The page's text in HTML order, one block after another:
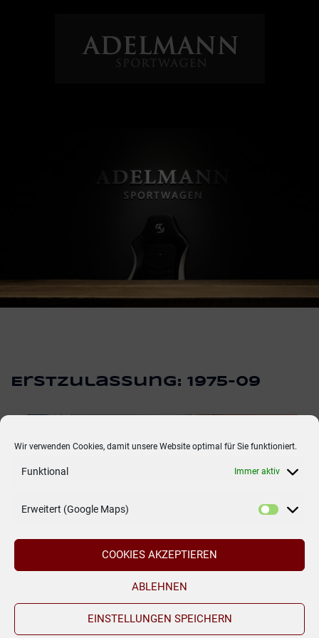
Wir verwenden Cookies, damit unsere Website optimal für Sie funktioniert.
Funktional Immer aktiv
Erweitert (Google Maps)
COOKIES AKZEPTIEREN
ABLEHNEN
EINSTELLUNGEN SPEICHERN
Erstzulassung: 1975-09